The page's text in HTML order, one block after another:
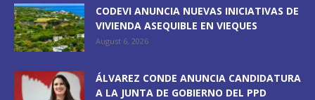
CODEVI ANUNCIA NUEVAS INICIATIVAS DE
VIVIENDA ASEQUIBLE EN VIEQUES
August 6, 2026
ÁLVAREZ CONDE ANUNCIA CANDIDATURA
A LA JUNTA DE GOBIERNO DEL PPD